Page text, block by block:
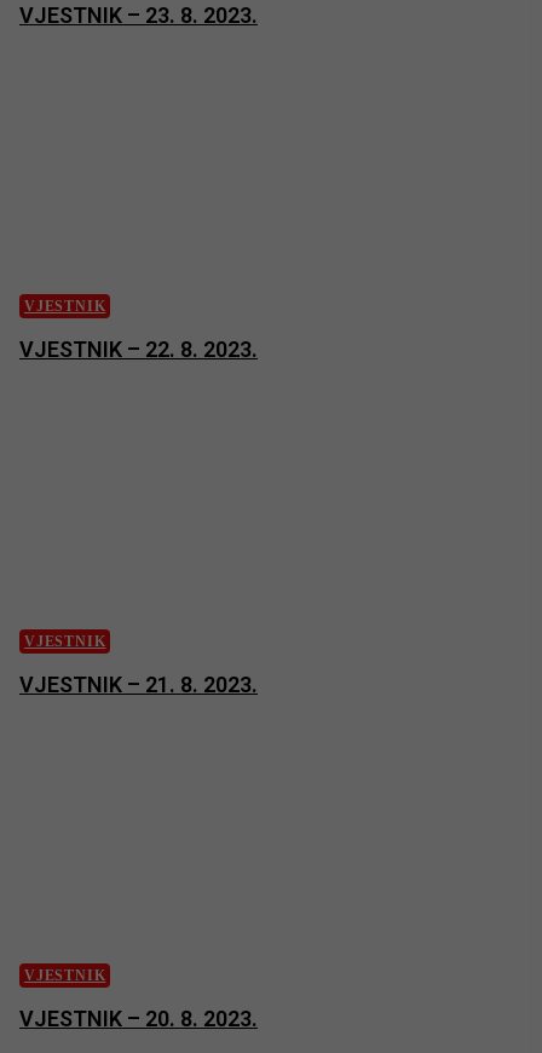
VJESTNIK – 23. 8. 2023.
VJESTNIK
VJESTNIK – 22. 8. 2023.
VJESTNIK
VJESTNIK – 21. 8. 2023.
VJESTNIK
VJESTNIK – 20. 8. 2023.